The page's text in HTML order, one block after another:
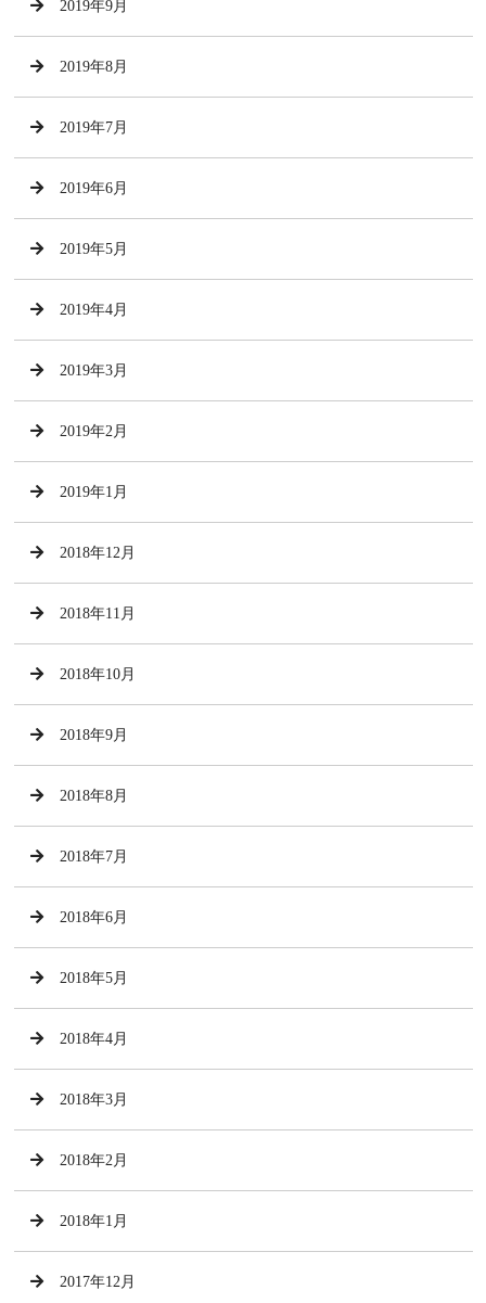
2019年9月
2019年8月
2019年7月
2019年6月
2019年5月
2019年4月
2019年3月
2019年2月
2019年1月
2018年12月
2018年11月
2018年10月
2018年9月
2018年8月
2018年7月
2018年6月
2018年5月
2018年4月
2018年3月
2018年2月
2018年1月
2017年12月